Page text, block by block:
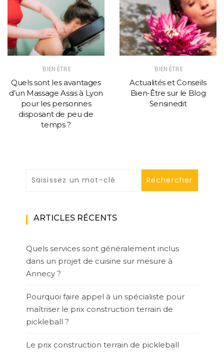
BIEN ÉTRE
Quels sont les avantages
d’un Massage Assis à Lyon
pour les personnes
disposant de peu de
temps ?
BIEN ÉTRE
Actualités et Conseils
Bien-Être sur le Blog
Sensinedit
ARTICLES RÉCENTS
Quels services sont généralement inclus
dans un projet de cuisine sur mesure à
Annecy ?
Pourquoi faire appel à un spécialiste pour
maîtriser le prix construction terrain de
pickleball ?
Le prix construction terrain de pickleball